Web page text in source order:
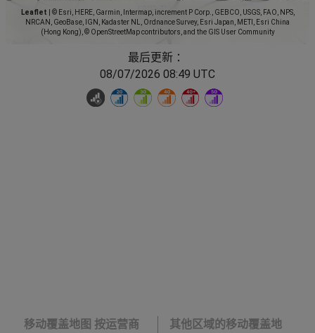
Leaflet
© Esri, HERE, Garmin, Intermap, increment P Corp., GEBCO, USGS, FAO, NPS,
NRCAN, GeoBase, IGN, Kadaster NL, Ordnance Survey, Esri Japan, METI, Esri China
(Hong Kong), © OpenStreetMap contributors, and the GIS User Community
最后更新 ：
08/07/2026 08:49 UTC
移动覆盖地图 按运营商
其他区域的移动覆盖地